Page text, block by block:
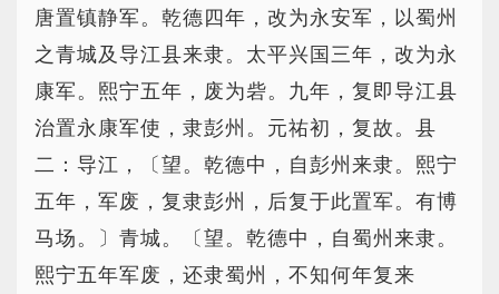
唐置镇静军。乾德四年，改为永安军，以蜀州
之青城及导江县来隶。太平兴国三年，改为永
康军。熙宁五年，废为砦。九年，复即导江县
治置永康军使，隶彭州。元祐初，复故。县
二：导江，〔望。乾德中，自彭州来隶。熙宁
五年，军废，复隶彭州，后复于此置军。有博
马场。〕青城。〔望。乾德中，自蜀州来隶。
熙宁五年军废，还隶蜀州，不知何年复来